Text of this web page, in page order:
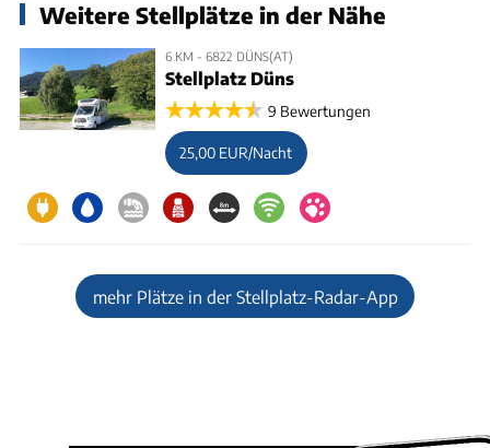
Weitere Stellplätze in der Nähe
6 KM - 6822 DÜNS(AT)
Stellplatz Düns
9 Bewertungen
25,00 EUR/Nacht
mehr Plätze in der Stellplatz-Radar-App